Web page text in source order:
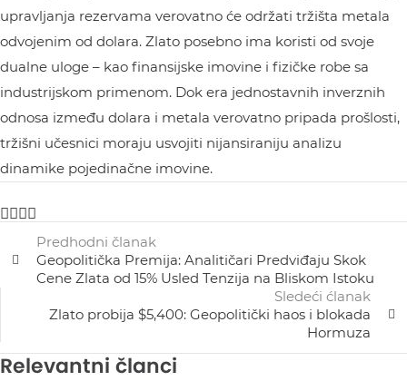
upravljanja rezervama verovatno će održati tržišta metala
odvojenim od dolara. Zlato posebno ima koristi od svoje
dualne uloge – kao finansijske imovine i fizičke robe sa
industrijskom primenom. Dok era jednostavnih inverznih
odnosa između dolara i metala verovatno pripada prošlosti,
tržišni učesnici moraju usvojiti nijansiraniju analizu
dinamike pojedinačne imovine.
Predhodni članak
Geopolitička Premija: Analitičari Predviđaju Skok
Cene Zlata od 15% Usled Tenzija na Bliskom Istoku
Sledeći ćlanak
Zlato probija $5,400: Geopolitički haos i blokada
Hormuza
Relevantni članci